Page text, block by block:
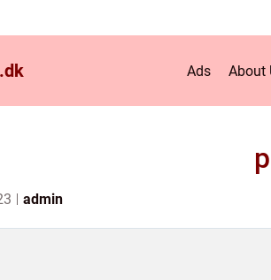
dk Ads About
admin